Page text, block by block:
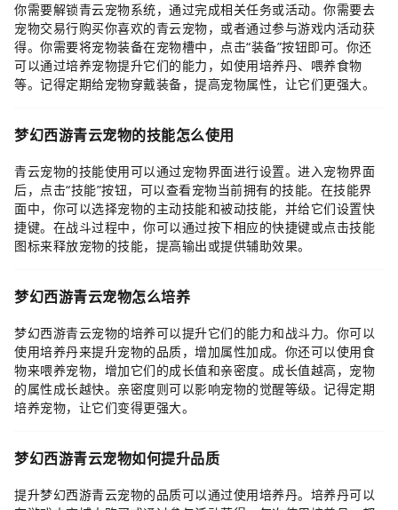
你需要解锁青云宠物系统，通过完成相关任务或活动。你需要去
宠物交易行购买你喜欢的青云宠物，或者通过参与游戏内活动获
得。你需要将宠物装备在宠物槽中，点击“装备”按钮即可。你还
可以通过培养宠物提升它们的能力，如使用培养丹、喂养食物
等。记得定期给宠物穿戴装备，提高宠物属性，让它们更强大。
梦幻西游青云宠物的技能怎么使用
青云宠物的技能使用可以通过宠物界面进行设置。进入宠物界面
后，点击“技能”按钮，可以查看宠物当前拥有的技能。在技能界
面中，你可以选择宠物的主动技能和被动技能，并给它们设置快
捷键。在战斗过程中，你可以通过按下相应的快捷键或点击技能
图标来释放宠物的技能，提高输出或提供辅助效果。
梦幻西游青云宠物怎么培养
梦幻西游青云宠物的培养可以提升它们的能力和战斗力。你可以
使用培养丹来提升宠物的品质，增加属性加成。你还可以使用食
物来喂养宠物，增加它们的成长值和亲密度。成长值越高，宠物
的属性成长越快。亲密度则可以影响宠物的觉醒等级。记得定期
培养宠物，让它们变得更强大。
梦幻西游青云宠物如何提升品质
提升梦幻西游青云宠物的品质可以通过使用培养丹。培养丹可以